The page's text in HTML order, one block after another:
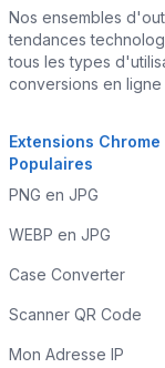
Nos ensembles
tendances
tous les types
conversions en ligne
Extensions Chrome
Populaires
PNG en JPG
WEBP en JPG
Case Converter
Scanner QR Code
Mon Adresse IP